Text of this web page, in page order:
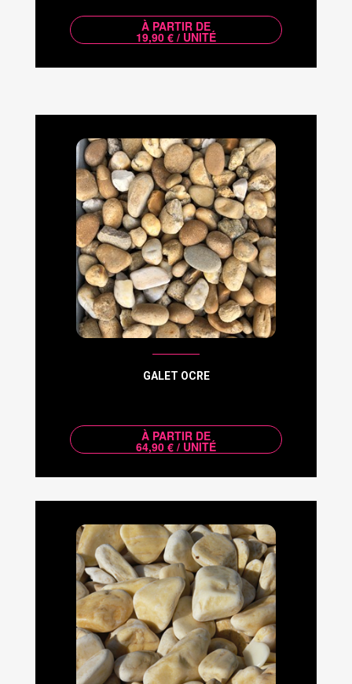
À PARTIR DE
19,90 € / UNITÉ
GALET OCRE
À PARTIR DE
64,90 € / UNITÉ